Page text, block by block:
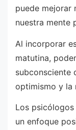
puede mejorar
nuestra mente
Al incorporar
matutina,
subconsciente
optimismo y la
Los
un enfoque